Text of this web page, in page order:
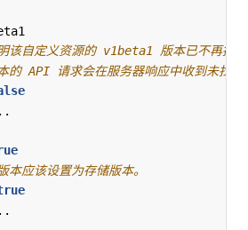
该自定义资源的 v1beta1 版本已不再提
的 API 请求会在服务器响应中收到未找到
本应该设置为存储版本。